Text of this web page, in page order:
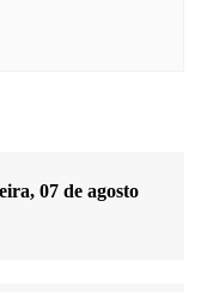
07 de agosto